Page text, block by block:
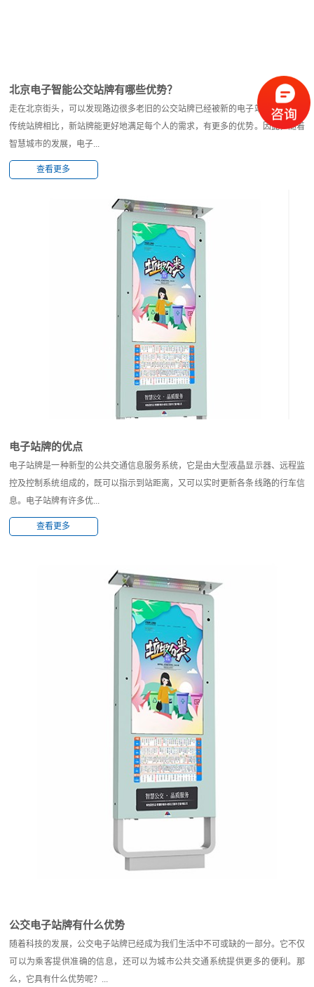
北京电子智能公交站牌有哪些优势？
走在北京街头，可以发现路边很多老旧的公交站牌已经被新的电子站牌取代。与
传统站牌相比，新站牌能更好地满足每个人的需求，有更多的优势。因此，随着
智慧城市的发展，电子...
查看更多
电子站牌的优点
电子站牌是一种新型的公共交通信息服务系统，它是由大型液晶显示器、远程监
控及控制系统组成的，既可以指示到站距离，又可以实时更新各条线路的行车信
息。电子站牌有许多优...
查看更多
公交电子站牌有什么优势
随着科技的发展，公交电子站牌已经成为我们生活中不可或缺的一部分。它不仅
可以为乘客提供准确的信息，还可以为城市公共交通系统提供更多的便利。那
么，它具有什么优势呢？...